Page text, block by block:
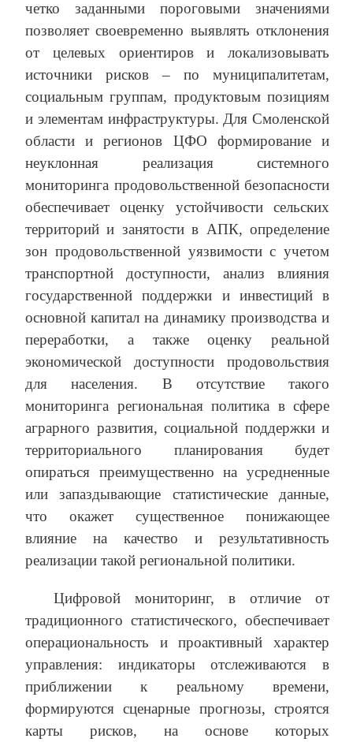
четко заданными пороговыми значениями
позволяет своевременно выявлять отклонения
от целевых ориентиров и локализовывать
источники рисков – по муниципалитетам,
социальным группам, продуктовым позициям
и элементам инфраструктуры. Для Смоленской
области и регионов ЦФО формирование и
неуклонная реализация системного
мониторинга продовольственной безопасности
обеспечивает оценку устойчивости сельских
территорий и занятости в АПК, определение
зон продовольственной уязвимости с учетом
транспортной доступности, анализ влияния
государственной поддержки и инвестиций в
основной капитал на динамику производства и
переработки, а также оценку реальной
экономической доступности продовольствия
для населения. В отсутствие такого
мониторинга региональная политика в сфере
аграрного развития, социальной поддержки и
территориального планирования будет
опираться преимущественно на усредненные
или запаздывающие статистические данные,
что окажет существенное понижающее
влияние на качество и результативность
реализации такой региональной политики.
Цифровой мониторинг, в отличие от
традиционного статистического, обеспечивает
операциональность и проактивный характер
управления: индикаторы отслеживаются в
приближении к реальному времени,
формируются сценарные прогнозы, строятся
карты рисков, на основе которых